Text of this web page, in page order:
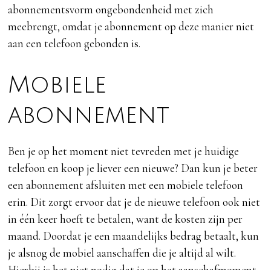
abonnementsvorm ongebondenheid met zich
meebrengt, omdat je abonnement op deze manier niet
aan een telefoon gebonden is.
Mobiele
abonnement
Ben je op het moment niet tevreden met je huidige
telefoon en koop je liever een nieuwe? Dan kun je beter
een abonnement afsluiten met een mobiele telefoon
erin. Dit zorgt ervoor dat je de nieuwe telefoon ook niet
in één keer hoeft te betalen, want de kosten zijn per
maand. Doordat je een maandelijks bedrag betaalt, kun
je alsnog de mobiel aanschaffen die je altijd al wilt.